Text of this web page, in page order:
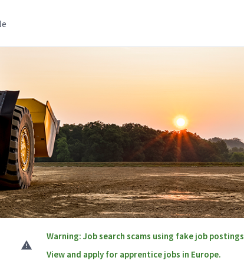
Warning: Job search scams using fake job postings
View and apply for apprentice jobs in Europe.